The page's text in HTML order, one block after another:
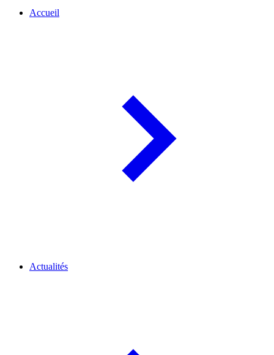
Accueil
Actualités